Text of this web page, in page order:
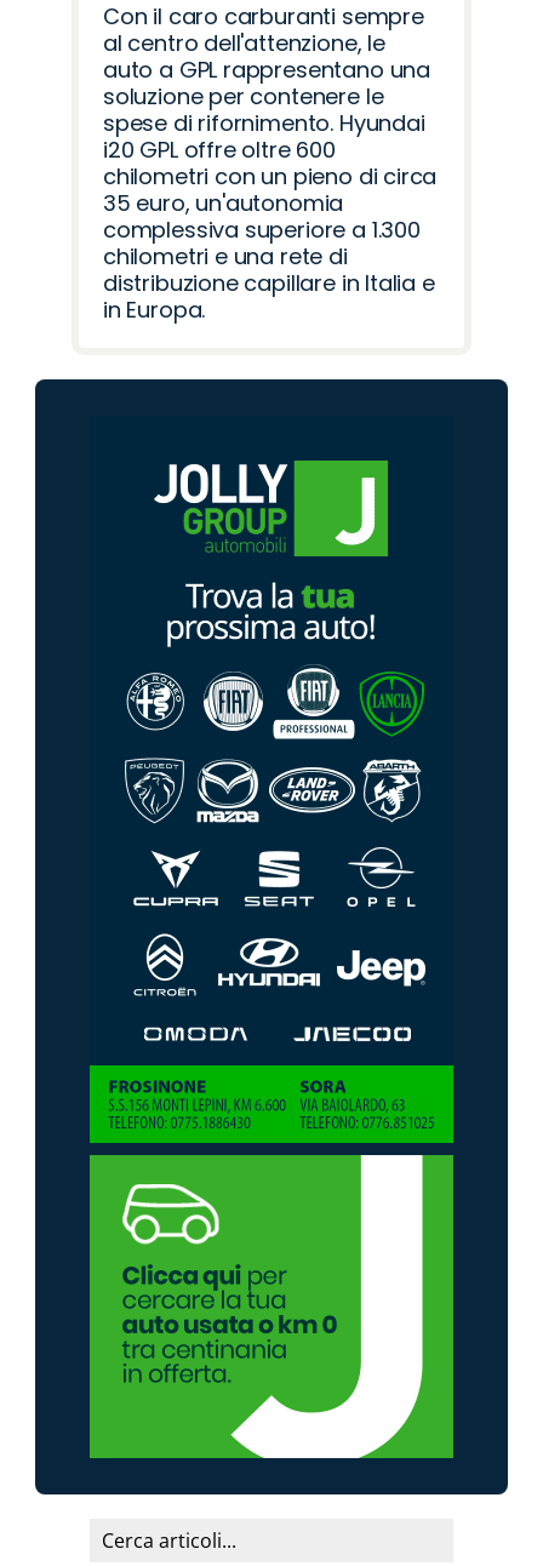
Con il caro carburanti sempre
al centro dell'attenzione, le
auto a GPL rappresentano una
soluzione per contenere le
spese di rifornimento. Hyundai
i20 GPL offre oltre 600
chilometri con un pieno di circa
35 euro, un'autonomia
complessiva superiore a 1.300
chilometri e una rete di
distribuzione capillare in Italia e
in Europa.